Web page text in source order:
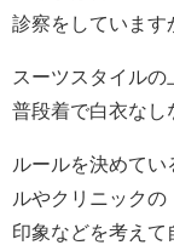
診察をしています
スーツスタイルの
普段着で白衣なし
ルールを決めて
ルやクリニックの
印象などを考えて